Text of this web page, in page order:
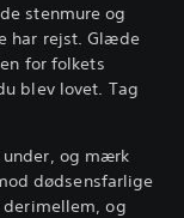
stenmure og
har rejst. Glæde
for folkets
blev lovet. Tag
under, og mærk
dødsensfarlige
og